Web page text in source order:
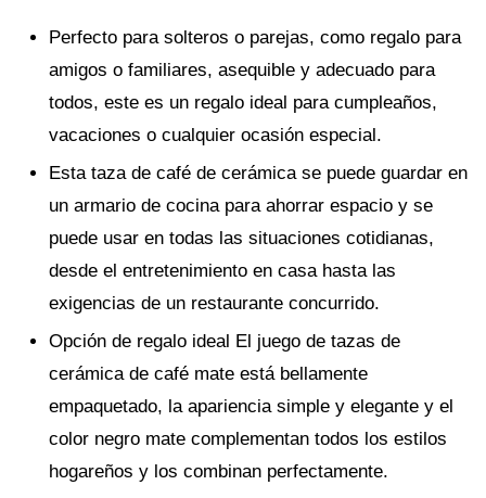
Perfecto para solteros o parejas, como regalo para
amigos o familiares, asequible y adecuado para
todos, este es un regalo ideal para cumpleaños,
vacaciones o cualquier ocasión especial.
Esta taza de café de cerámica se puede guardar en
un armario de cocina para ahorrar espacio y se
puede usar en todas las situaciones cotidianas,
desde el entretenimiento en casa hasta las
exigencias de un restaurante concurrido.
Opción de regalo ideal El juego de tazas de
cerámica de café mate está bellamente
empaquetado, la apariencia simple y elegante y el
color negro mate complementan todos los estilos
hogareños y los combinan perfectamente.